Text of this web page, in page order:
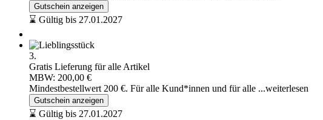
Gutschein anzeigen
⌛ Gültig bis 27.01.2027
3.
Gratis Lieferung für alle Artikel
MBW: 200,00 €
Mindestbestellwert 200 €. Für alle Kund*innen und für alle ...weiterlesen
Gutschein anzeigen
⌛ Gültig bis 27.01.2027